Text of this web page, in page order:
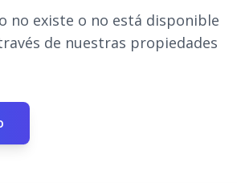
no existe o no está disponible
de nuestras propiedades